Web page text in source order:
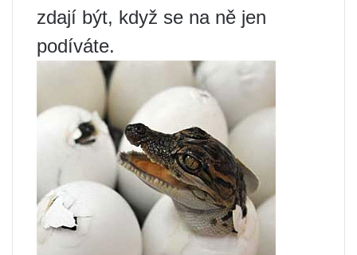
zdají být, když se na ně jen
podíváte.